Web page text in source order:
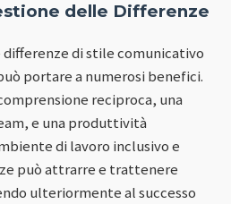
delle Differenze
di stile comunicativo
portare a numerosi benefici.
reciproca, una
e una produttività
di lavoro inclusivo e
può attrarre e trattenere
ulteriormente al successo